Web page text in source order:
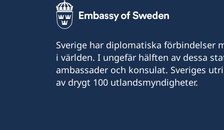
Sverige har diplomatiska förbindelser
i världen. I ungefär hälften av dessa
ambassader och konsulat. Sveriges
av drygt 100 utlandsmyndigheter.